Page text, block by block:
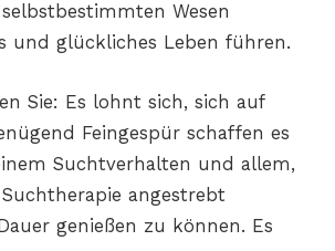
Wesen
und glückliches Leben führen.
Sie: Es lohnt sich, sich auf
Feingespür schaffen es
Suchtverhalten und allem,
angestrebt
genießen zu können. Es